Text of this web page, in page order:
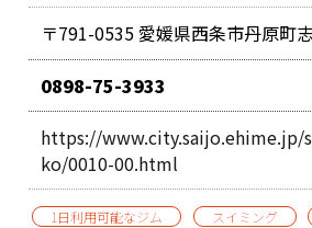
〒791-0535 愛媛県西条市丹原町
0898-75-3933
https://www.city.saijo.ehime.jp/
ko/0010-00.html
1日利用可能なジム スイミング